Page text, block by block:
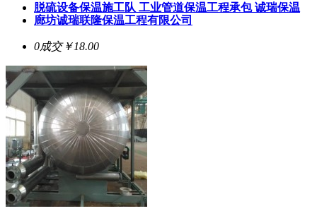
脱硫设备保温施工队 工业管道保温工程承包 诚瑞保温
廊坊诚瑞联隆保温工程有限公司
0成交￥18.00